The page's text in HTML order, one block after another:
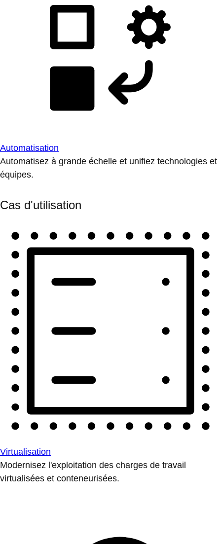
Automatisation
Automatisez à grande échelle et unifiez technologies et
équipes.
Cas d'utilisation
Virtualisation
Modernisez l'exploitation des charges de travail
virtualisées et conteneurisées.